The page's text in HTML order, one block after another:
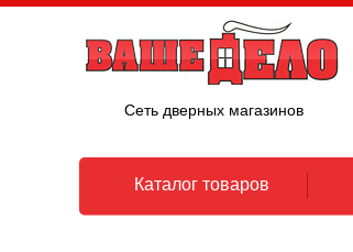
Сеть дверных магазинов
Каталог товаров